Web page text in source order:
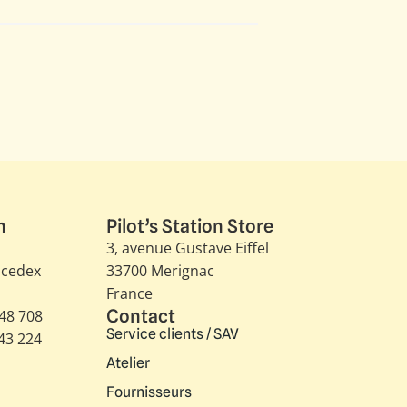
708
224
Pilot’s Station Store
3, avenue Gustave Eiffel​
33700 Merignac
France
Contact
Service clients / SAV
Atelier
Fournisseurs